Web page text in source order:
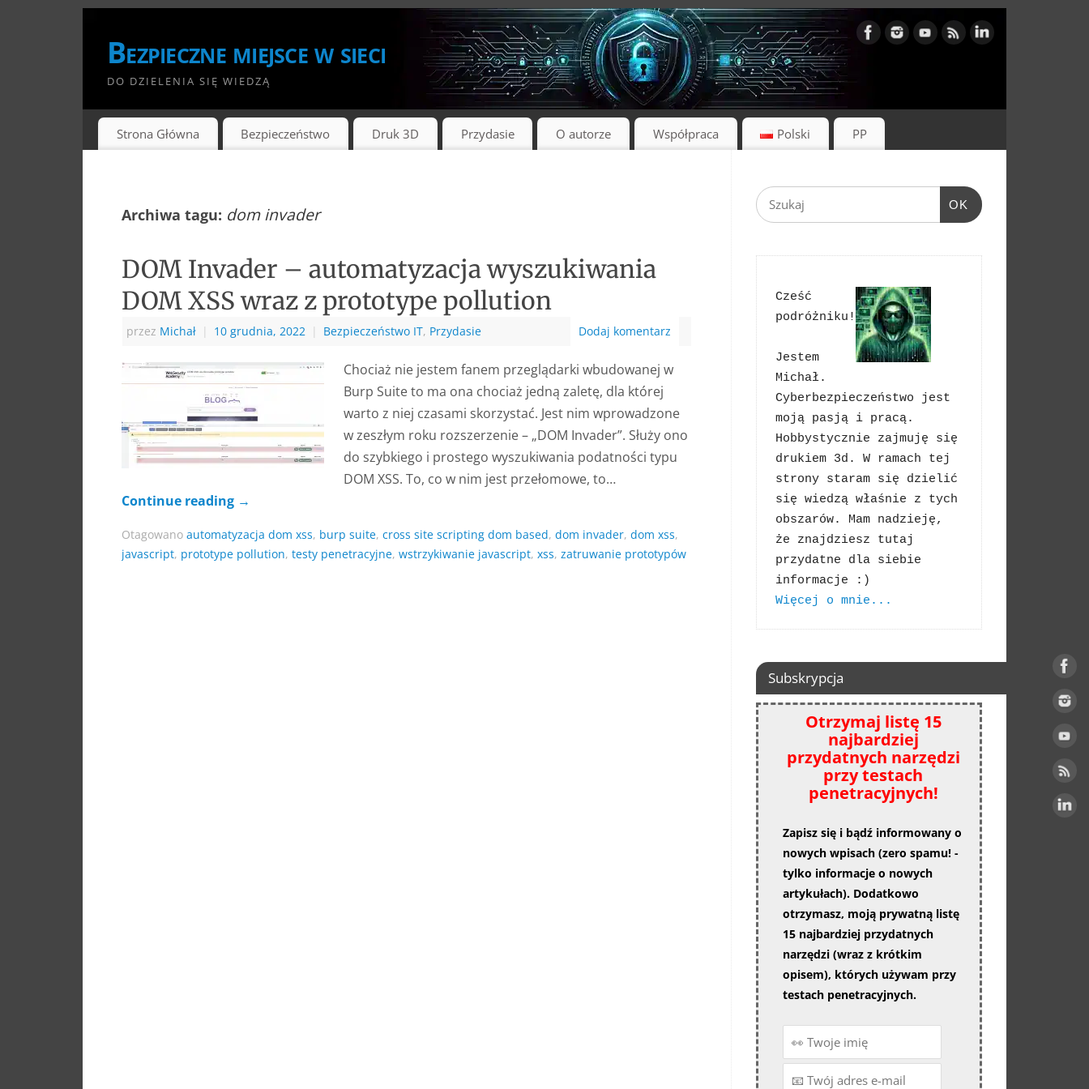
Bezpieczne miejsce w sieci
DO DZIELENIA SIĘ WIEDZĄ
Strona Główna Bezpieczeństwo Druk 3D Przydasie O autorze Współpraca Polski PP
Archiwa tagu: dom invader
DOM Invader – automatyzacja wyszukiwania
DOM XSS wraz z prototype pollution
przez Michał | 10 grudnia, 2022 | Bezpieczeństwo IT, Przydasie Dodaj komentarz
Chociaż nie jestem fanem przeglądarki wbudowanej w
Burp Suite to ma ona chociaż jedną zaletę, dla której
warto z niej czasami skorzystać. Jest nim wprowadzone
w zeszłym roku rozszerzenie – „DOM Invader”. Służy ono
do szybkiego i prostego wyszukiwania podatności typu
DOM XSS. To, co w nim jest przełomowe, to…
Continue reading →
Otagowano automatyzacja dom xss, burp suite, cross site scripting dom based, dom invader, dom xss,
javascript, prototype pollution, testy penetracyjne, wstrzykiwanie javascript, xss, zatruwanie prototypów
OK
Cześć
podróżniku!
Jestem
Michał.
Cyberbezpieczeństwo jest
moją pasją i pracą.
Hobbystycznie zajmuję się
drukiem 3d. W ramach tej
strony staram się dzielić
się wiedzą właśnie z tych
obszarów. Mam nadzieję,
że znajdziesz tutaj
przydatne dla siebie
Więcej o mnie...
Subskrypcja
Otrzymaj listę 15
najbardziej
przydatnych narzędzi
przy testach
penetracyjnych!
Zapisz się i bądź informowany o
nowych wpisach (zero spamu! -
tylko informacje o nowych
artykułach). Dodatkowo
otrzymasz, moją prywatną listę
15 najbardziej przydatnych
narzędzi (wraz z krótkim
opisem), których używam przy
testach penetracyjnych.